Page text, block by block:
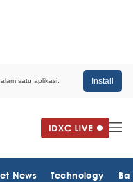
satu aplikasi. Install
News Technology